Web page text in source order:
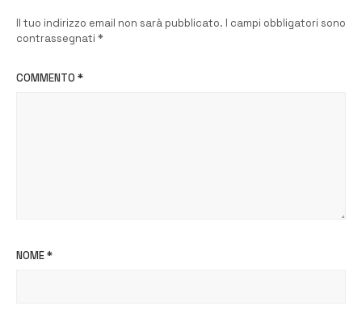
Il tuo indirizzo email non sarà pubblicato. I campi obbligatori sono
contrassegnati *
COMMENTO *
NOME*